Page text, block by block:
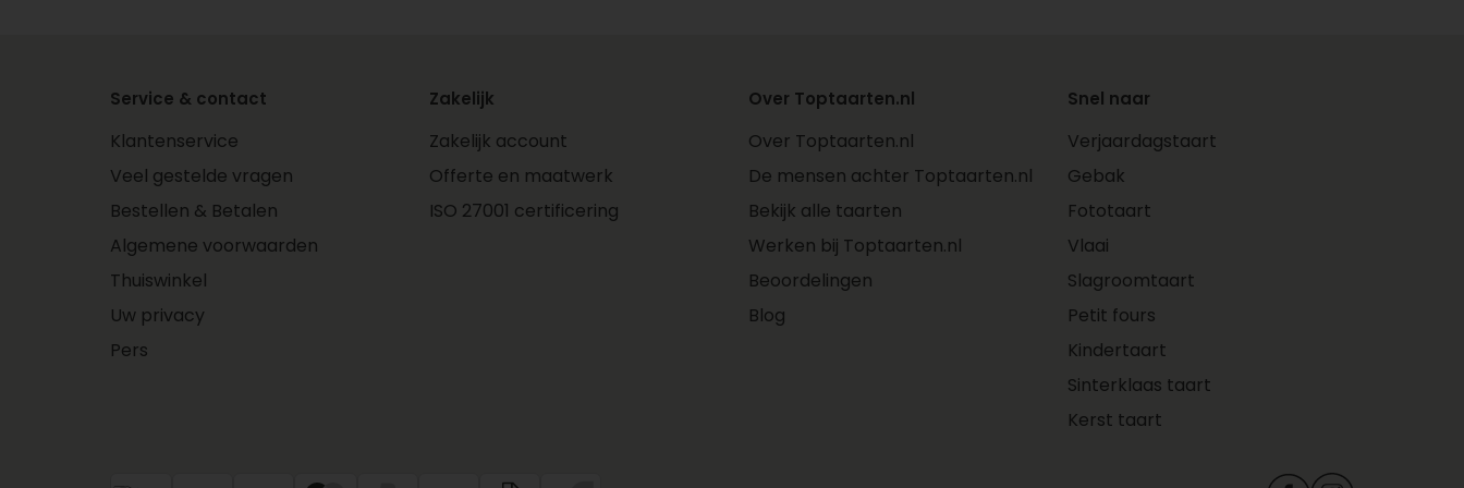
Service & contact
Klantenservice
Veel gestelde vragen
Bestellen & Betalen
Algemene voorwaarden
Thuiswinkel
Uw privacy
Pers
Zakelijk
Zakelijk account
Offerte en maatwerk
ISO 27001 certificering
Over Toptaarten.nl
Over Toptaarten.nl
De mensen achter Toptaarten.nl
Bekijk alle taarten
Werken bij Toptaarten.nl
Beoordelingen
Blog
Snel naar
Verjaardagstaart
Gebak
Fototaart
Vlaai
Slagroomtaart
Petit fours
Kindertaart
Sinterklaas taart
Kerst taart